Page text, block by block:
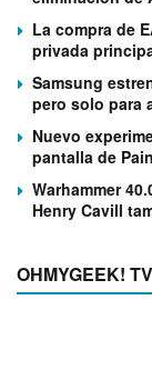
La compra de
privada
Samsung
pero solo para
Nuevo
pantalla de
Warhammer
Henry Cavill
OHMYGEEK! TV